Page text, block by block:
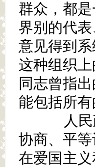
群众，都
界别的代
意见得到
这种组织
同志曾指
能包括所
人民政
协商、平
在爱国主